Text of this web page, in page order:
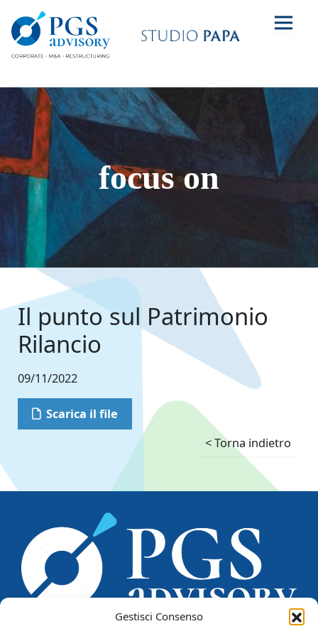
Gestisci Consenso
focus on
Il punto sul Patrimonio
Rilancio
09/11/2022
Scarica il file
< Torna indietro